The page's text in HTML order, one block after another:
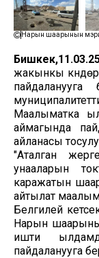
Нарын шаарынын
жакынкы
Маалыматка
аймагында
айланасы
"Аталган
унааларын
каражатын
айтылат
Белгилей
Нарын
ишти
пайдаланууга